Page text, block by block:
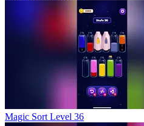
Magic Sort Level 36